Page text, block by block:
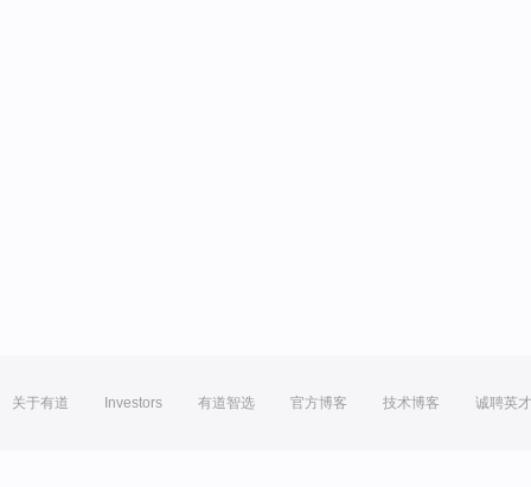
关于有道 Investors 有道智选 官方博客 技术博客 诚聘英才